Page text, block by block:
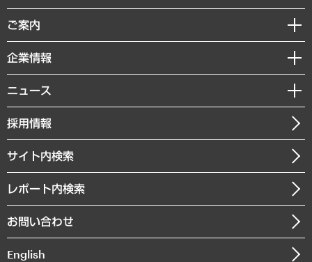
組織・人事戦略
デジタルイノベーション
共生・ダイバーシティ
GRC（ガバナンス・リスク・コンプライアンス）・防災（政策）
経済・産業・雇用・労働
まちづくり・観光・交通・スポーツ・スマートシティ
自然資源・農林水産業・食料システム
経済調査
レポート
コラム
経営用語集
受託・受注実績（官公庁関連）
メディア掲載・出演
ご案内
セミナー・イベント情報
MUFGビジネスセミナー
受託案件情報
企業情報
私たちの想い
社長メッセージ
会社概要
沿革
組織図・本部部室紹介
インドネシア現地法人
ニュース
ニュースリリース
お知らせ
採用情報
サイト内検索
レポート内検索
お問い合わせ
English